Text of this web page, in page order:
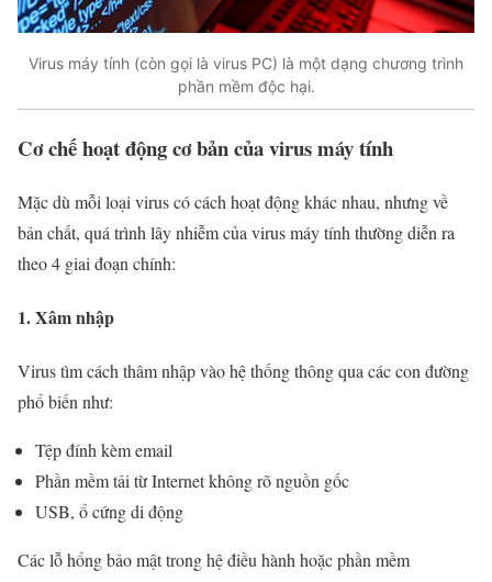
Virus máy tính (còn gọi là virus PC) là một dạng chương trình
phần mềm độc hại.
Cơ chế hoạt động cơ bản của virus máy tính
Mặc dù mỗi loại virus có cách hoạt động khác nhau, nhưng về
bản chất, quá trình lây nhiễm của virus máy tính thường diễn ra
theo 4 giai đoạn chính:
1. Xâm nhập
Virus tìm cách thâm nhập vào hệ thống thông qua các con đường
phổ biến như:
Tệp đính kèm email
Phần mềm tải từ Internet không rõ nguồn gốc
USB, ổ cứng di động
Các lỗ hổng bảo mật trong hệ điều hành hoặc phần mềm